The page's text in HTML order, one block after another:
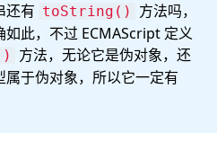
还有 toString()
方法吗，
此，不过 ECMAScript 定义
方法，无论它是伪对象，还
于伪对象，所以它一定有